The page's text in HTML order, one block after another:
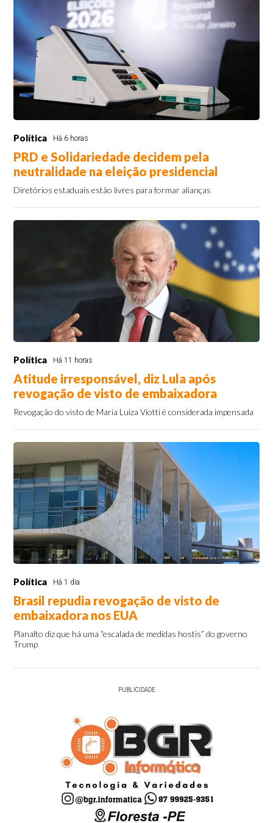
Política Há 6 horas
PRD e Solidariedade decidem pela
neutralidade na eleição presidencial
Diretórios estaduais estão livres para formar alianças
Política Há 11 horas
Atitude irresponsável, diz Lula após
revogação de visto de embaixadora
Revogação do visto de Maria Luiza Viotti é considerada impensada
Política Há 1 dia
Brasil repudia revogação de visto de
embaixadora nos EUA
Planalto diz que há uma “escalada de medidas hostis” do governo
Trump
PUBLICIDADE